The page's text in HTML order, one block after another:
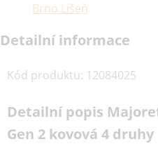
Brno Líšeň
Detailní informace
Kód produktu: 12084025
Detailní popis
Gen 2 kovová 4 druhy